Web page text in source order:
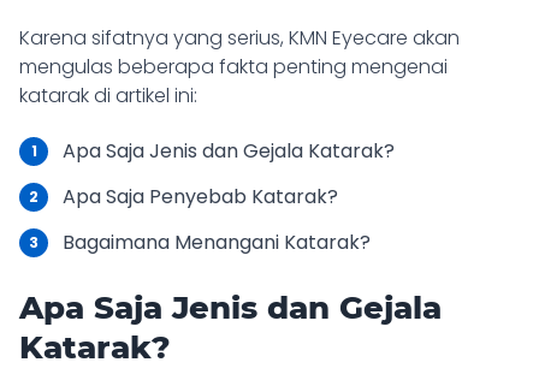
Karena sifatnya yang serius, KMN Eyecare akan
mengulas beberapa fakta penting mengenai
katarak di artikel ini:
Apa Saja Jenis dan Gejala Katarak?
Apa Saja Penyebab Katarak?
Bagaimana Menangani Katarak?
Apa Saja Jenis dan Gejala
Katarak?